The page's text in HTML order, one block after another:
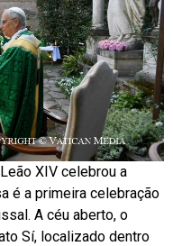
XIV celebrou a
é a primeira celebração
A céu aberto, o
Sí, localizado dentro